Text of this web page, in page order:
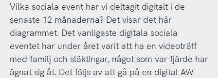
Vilka sociala event har vi deltagit digitalt i de
senaste 12 månaderna? Det visar det här
diagrammet. Det vanligaste digitala sociala
eventet har under året varit att ha en videoträff
med familj och släktingar, något som var fjärde har
ägnat sig åt. Det följs av att gå på en digital AW